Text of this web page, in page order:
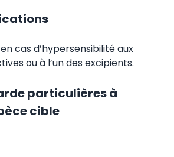
cas d’hypersensibilité aux
ou à l’un des excipients.
particulières à
cible